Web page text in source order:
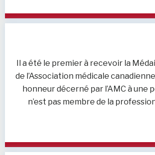
Il a été le premier à recevoir la
de l’Association médicale
honneur décerné par l’AMC à une
n’est pas membre de la